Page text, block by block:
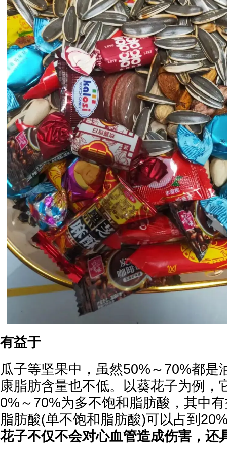
有益于
瓜子等坚果中，虽然50%～70%都是
康脂肪含量也不低。以葵花子为例，
0%～70%为多不饱和脂肪酸，其中
脂肪酸(单不饱和脂肪酸)可以占到
花子不仅不会对心血管造成伤害，还